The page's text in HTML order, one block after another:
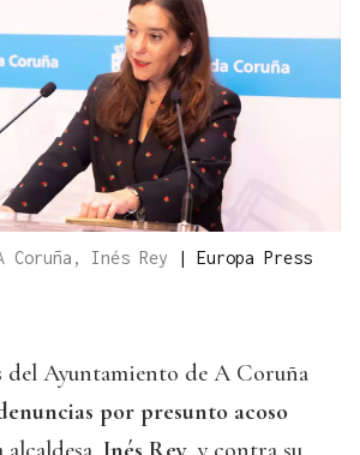
Coruña, Inés Rey | Europa Press
del Ayuntamiento de A Coruña
por presunto acoso